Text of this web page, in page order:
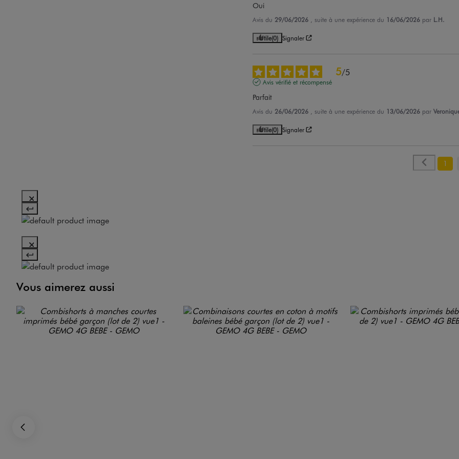
Oui
Avis du 29/06/2026 , suite à une expérience du 16/06/2026 par L.H.
Utile(0) Signaler
5/5
Avis vérifié et récompensé
Parfait
Avis du 26/06/2026 , suite à une expérience du 13/06/2026 par
Utile(0) Signaler
1
Vous aimerez aussi